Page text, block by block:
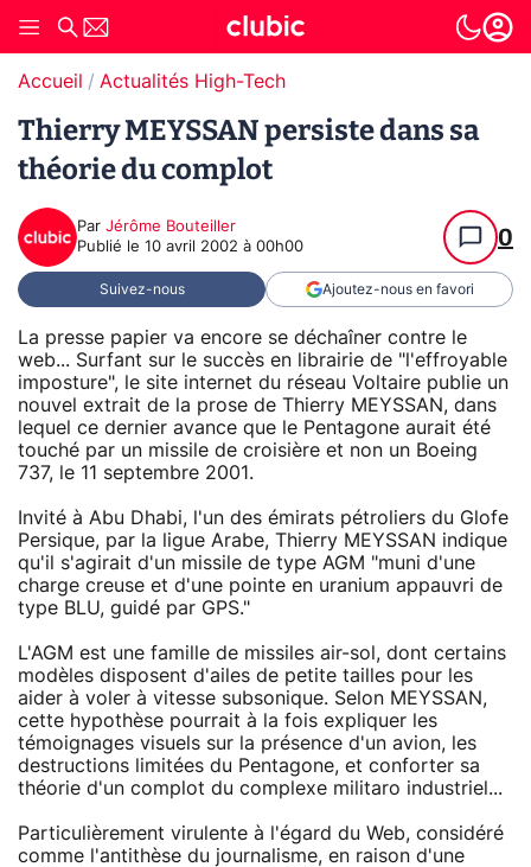
Accueil Actualités High-Tech
Thierry MEYSSAN persiste dans sa
théorie du complot
Par Jérôme Bouteiller
Publié le 10 avril 2002 à 00h00 0
Suivez-nous Ajoutez-nous en favori
La presse papier va encore se déchaîner contre le
web... Surfant sur le succès en librairie de "l'effroyable
imposture", le site internet du réseau Voltaire publie un
nouvel extrait de la prose de Thierry MEYSSAN, dans
lequel ce dernier avance que le Pentagone aurait été
touché par un missile de croisière et non un Boeing
737, le 11 septembre 2001.
Invité à Abu Dhabi, l'un des émirats pétroliers du Glofe
Persique, par la ligue Arabe, Thierry MEYSSAN indique
qu'il s'agirait d'un missile de type AGM "muni d'une
charge creuse et d'une pointe en uranium appauvri de
type BLU, guidé par GPS."
L'AGM est une famille de missiles air-sol, dont certains
modèles disposent d'ailes de petite tailles pour les
aider à voler à vitesse subsonique. Selon MEYSSAN,
cette hypothèse pourrait à la fois expliquer les
témoignages visuels sur la présence d'un avion, les
destructions limitées du Pentagone, et conforter sa
théorie d'un complot du complexe militaro industriel...
Particulièrement virulente à l'égard du Web, considéré
comme l'antithèse du journalisme, en raison d'une